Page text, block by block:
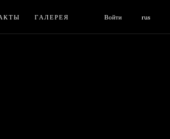
ГАЛЕРЕЯ Войти rus